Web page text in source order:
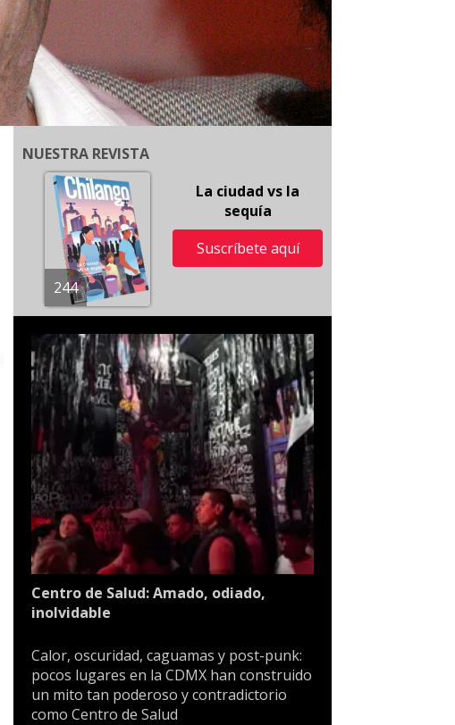
NUESTRA REVISTA
244
La ciudad vs la
sequía
Suscríbete aquí
Centro de Salud: Amado, odiado,
inolvidable
Calor, oscuridad, caguamas y post-punk:
pocos lugares en la CDMX han construido
un mito tan poderoso y contradictorio
como Centro de Salud